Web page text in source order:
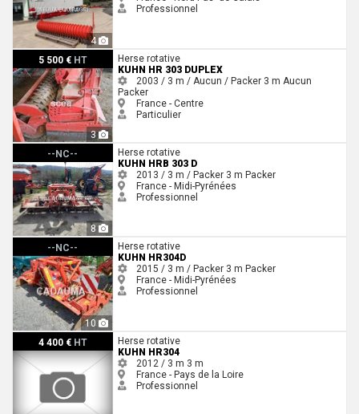
4
Professionnel
5 500 € HT
3
Kuhn HR 303 duplex
Herse rotative
KUHN HR 303 DUPLEX
2003 / 3 m / Aucun / Packer 3 m Aucun
Packer
France - Centre
Particulier
--NC--
8
Kuhn HRB 303 D
Herse rotative
KUHN HRB 303 D
2013 / 3 m / Packer 3 m Packer
France - Midi-Pyrénées
Professionnel
--NC--
10
Kuhn HR304D
Herse rotative
KUHN HR304D
2015 / 3 m / Packer 3 m Packer
France - Midi-Pyrénées
Professionnel
4 400 € HT
Kuhn HR304
Herse rotative
KUHN HR304
2012 / 3 m 3 m
France - Pays de la Loire
Professionnel